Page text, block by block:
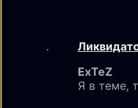
ExTeZ
Я в теме,